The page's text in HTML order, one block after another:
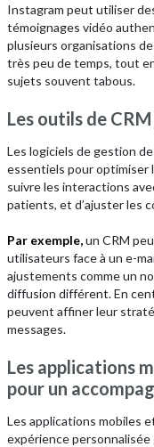
Instagram peut utiliser
témoignages vidéo
plusieurs organisations
très peu de temps, tout
sujets souvent tabous.
Les outils de
Les logiciels de gestion
essentiels pour optimiser
suivre les interactions
patients, et d’ajuster les
Par exemple,un CRM
utilisateurs face à un e-
ajustements comme un
diffusion différent. En
peuvent affiner leur
messages.
Les applications
pour un
Les applications mobiles
expérience